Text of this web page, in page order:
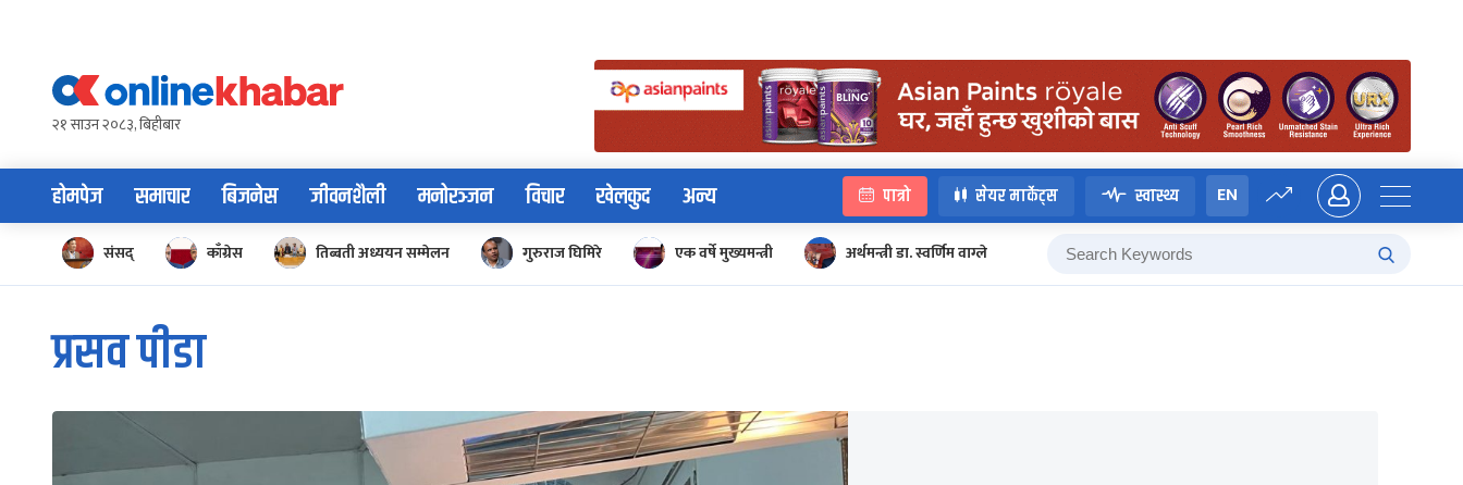
content२१ साउन २०८३, बिहीबार
होमपेज समाचार बिजनेस जीवनशैली मनोरञ्जन विचार खेलकुद अन्य पात्रो सेयर मार्केट्स स्वास्थ्य EN
संसद् काँग्रेस तिब्बती अध्ययन सम्मेलन गुरुराज घिमिरे एक वर्षे मुख्यमन्त्री अर्थमन्त्री डा. स्वर्णिम वाग्ले
प्रसव पीडा